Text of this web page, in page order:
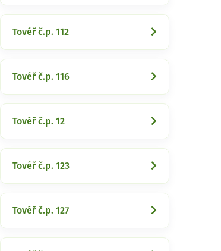
Tovéř č.p. 112
Tovéř č.p. 116
Tovéř č.p. 12
Tovéř č.p. 123
Tovéř č.p. 127